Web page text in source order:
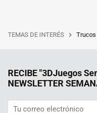
TEMAS DE INTERÉS Trucos
RECIBE "3DJuegos
NEWSLETTER